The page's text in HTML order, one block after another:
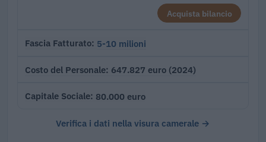
Acquista bilancio
Fascia Fatturato 5-10 milioni
Costo del Personale 647.827 euro (2024)
Capitale Sociale 80.000 euro
Verifica i dati nella visura camerale →